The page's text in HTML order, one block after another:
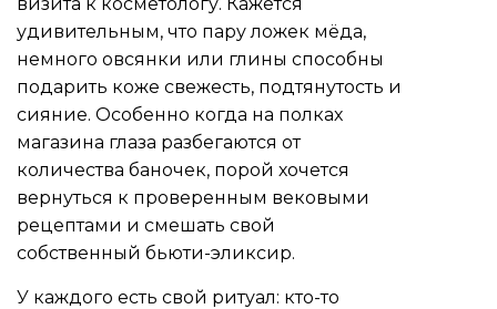
удивительным, что пару ложек мёда,
немного овсянки или глины способны
подарить коже свежесть, подтянутость и
сияние. Особенно когда на полках
магазина глаза разбегаются от
количества баночек, порой хочется
вернуться к проверенным вековыми
рецептами и смешать свой
собственный бьюти-эликсир.
У каждого есть свой ритуал: кто-то